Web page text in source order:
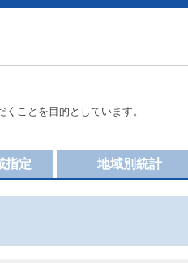
ことを目的としています。
地域別統計
指定